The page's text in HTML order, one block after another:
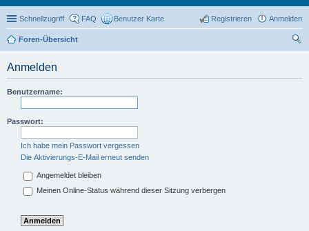
Schnellzugriff FAQ Benutzer Karte Anmelden
Registrieren
Foren-Übersicht
Anmelden
Benutzername:
Passwort:
Ich habe mein Passwort vergessen
Die Aktivierungs-E-Mail erneut senden
Angemeldet bleiben
Meinen Online-Status während dieser Sitzung verbergen